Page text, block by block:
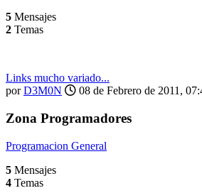
5 Mensajes
2 Temas
Links mucho variado...
porD3M0N 08 de Febrero de 2011,
Zona Programadores
Programacion General
5 Mensajes
4 Temas